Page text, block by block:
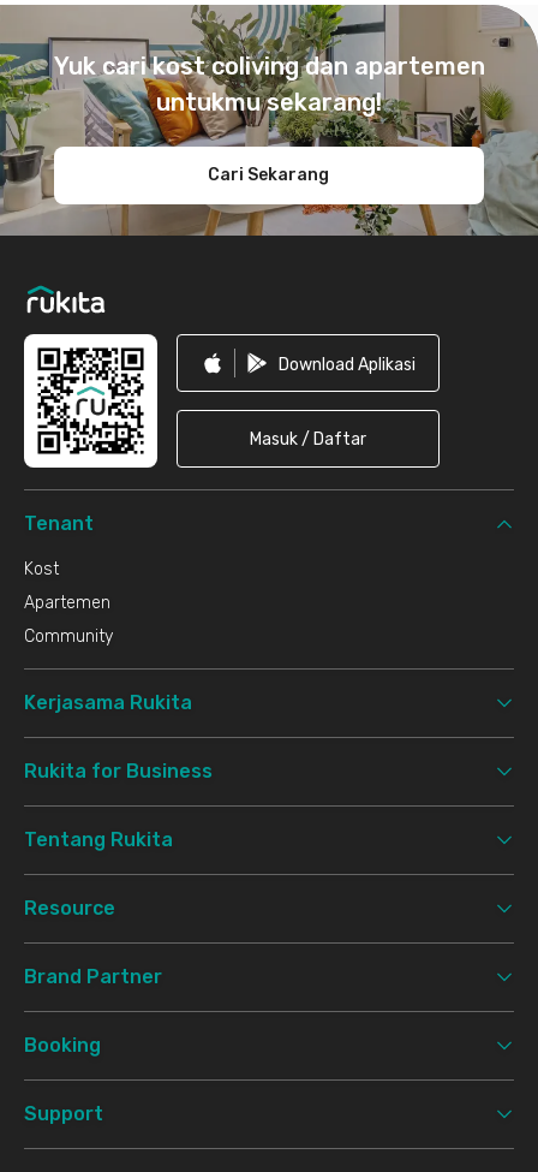
Yuk cari kost coliving dan apartemen
untukmu sekarang!
Cari Sekarang
Download Aplikasi
Masuk / Daftar
Tenant
Kost
Apartemen
Community
Kerjasama Rukita
Rukita for Business
Tentang Rukita
Resource
Brand Partner
Booking
Support